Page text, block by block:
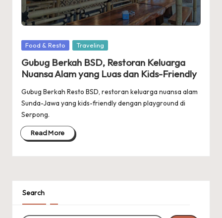
Posted
Food & Resto Traveling
Gubug Berkah BSD, Restoran Keluarga
Nuansa Alam yang Luas dan Kids-Friendly
Gubug Berkah Resto BSD, restoran keluarga nuansa alam
Sunda-Jawa yang kids-friendly dengan playground di
Serpong.
Read More
Search